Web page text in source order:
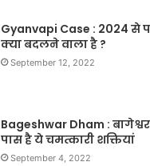
Gyanvapi Case : 2024
क्या बदलने वाला है ?
September 12, 2022
Bageshwar Dham :
पास है ये चमत्कारी शक्तियां
September 4, 2022